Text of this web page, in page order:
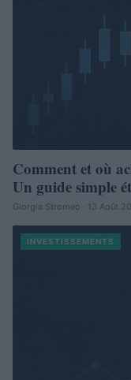
Comment et où
Un guide simple
Giorgia Stromeo · 13 Août
INVESTISSEMENTS